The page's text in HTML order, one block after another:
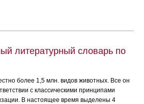
литературный словарь по
более 1,5 млн. видов животных. Все он
с классическими принципами
В настоящее время выделены 4